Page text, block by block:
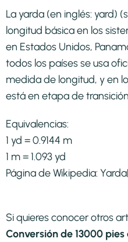
La yarda (en inglés: yard)
longitud básica en los
en Estados Unidos,
todos los países se usa
medida de longitud, y en
está en etapa de
Equivalencias:
1 yd = 0.9144 m
1 m = 1.093 yd
Página de Wikipedia: Yarda
Si quieres conocer otros
Conversión de 13000